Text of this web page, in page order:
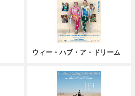
ウィー・ハブ・ア・ドリーム